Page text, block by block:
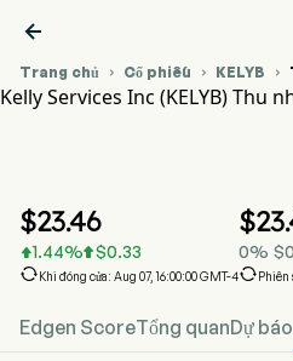

Trang chủ  Cổ phiếu  KELYB 
Kelly Services Inc (KELYB) Thu
$23.46
1.44% $0.33
Khi đóng cửa: Aug 07, 16:00:00 GMT-4
$
0% $0
Phiên
Edgen ScoreTổng quanDự báo